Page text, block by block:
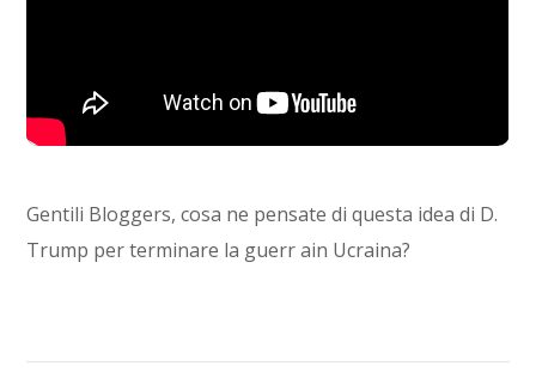
Gentili Bloggers, cosa ne pensate di questa idea di D.
Trump per terminare la guerr ain Ucraina?